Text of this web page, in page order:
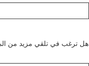
هل ترغب في تلقي مزيد من